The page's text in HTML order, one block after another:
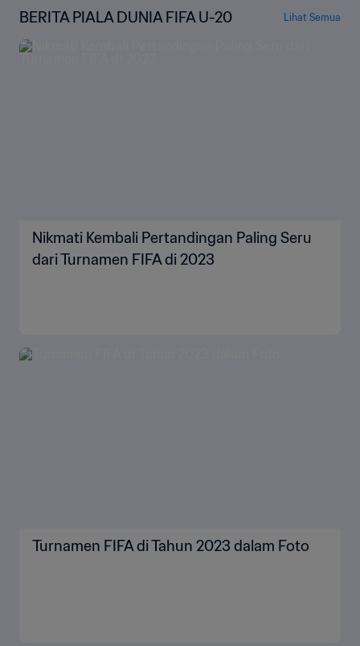
BERITA PIALA DUNIA FIFA U-20 Lihat Semua
Nikmati Kembali Pertandingan Paling Seru
dari Turnamen FIFA di 2023
Turnamen FIFA di Tahun 2023 dalam Foto